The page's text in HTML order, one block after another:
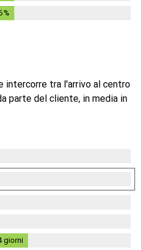
%
intercorre tra l'arrivo al centro
parte del cliente, in media in
giorni